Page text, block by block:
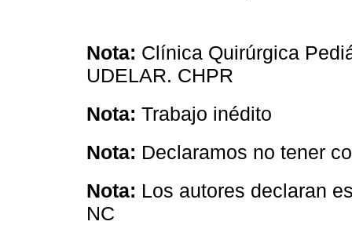
Nota: Clínica Quirúrgica
UDELAR. CHPR
Nota: Trabajo inédito
Nota: Declaramos no tener
Nota: Los autores declaran
NC